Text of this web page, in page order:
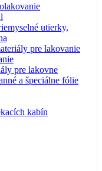
utierky,
pre lakovanie
pre lakovne
a špeciálne fólie
kabín